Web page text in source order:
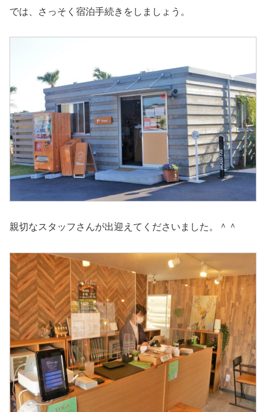
では、さっそく宿泊手続きをしましょう。
親切なスタッフさんが出迎えてくださいました。＾＾